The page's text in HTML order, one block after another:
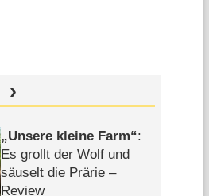
Unsere kleine Farm :
Es grollt der Wolf und
säuselt die Prärie –
Review